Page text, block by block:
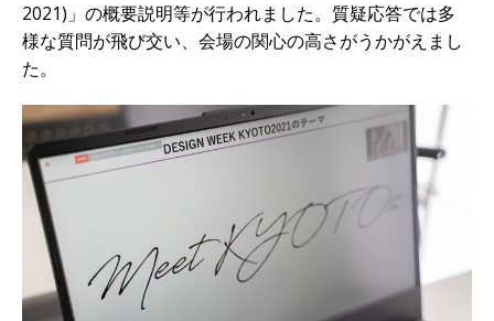
2021)」の概要説明等が行われました。質疑応答では多
様な質問が飛び交い、会場の関心の高さがうかがえまし
た。